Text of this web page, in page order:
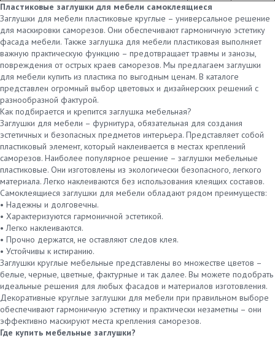
Пластиковые заглушки для мебели самоклеящиеся
Заглушки для мебели пластиковые круглые – универсальное решение
для маскировки саморезов. Они обеспечивают гармоничную эстетику
фасада мебели. Также заглушка для мебели пластиковая выполняет
важную практическую функцию – предотвращает травмы и занозы,
повреждения от острых краев саморезов. Мы предлагаем заглушки
для мебели купить из пластика по выгодным ценам. В каталоге
представлен огромный выбор цветовых и дизайнерских решений с
разнообразной фактурой.
Как подбирается и крепится заглушка мебельная?
Заглушки для мебели – фурнитура, обязательная для создания
эстетичных и безопасных предметов интерьера. Представляет собой
пластиковый элемент, который наклеивается в местах креплений
саморезов. Наиболее популярное решение – заглушки мебельные
пластиковые. Они изготовлены из экологически безопасного, легкого
материала. Легко наклеиваются без использования клеящих составов.
Самоклеящиеся заглушки для мебели обладают рядом преимуществ:
• Надежны и долговечны.
• Характеризуются гармоничной эстетикой.
• Легко наклеиваются.
• Прочно держатся, не оставляют следов клея.
• Устойчивы к истиранию.
Заглушки круглые мебельные представлены во множестве цветов –
белые, черные, цветные, фактурные и так далее. Вы можете подобрать
идеальные решения для любых фасадов и материалов изготовления.
Декоративные круглые заглушки для мебели при правильном выборе
обеспечивают гармоничную эстетику и практически незаметны – они
эффективно маскируют места крепления саморезов.
Где купить мебельные заглушки?